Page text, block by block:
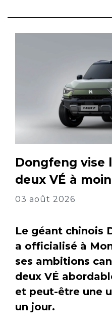
Dongfeng vise
deux VÉ à
03 août 2026
Le géant chinois
a officialisé à
ses ambitions
deux VÉ
et peut-être une
un jour.